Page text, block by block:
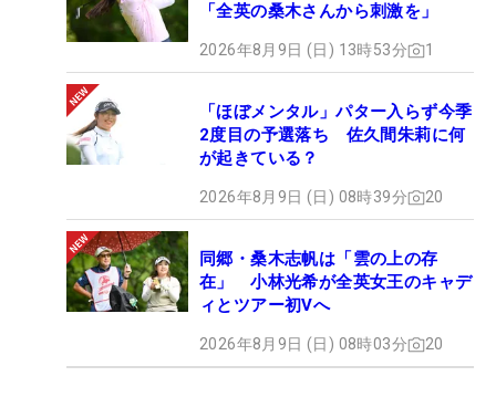
「全英の桑木さんから刺激を」
2026年8月9日 (日) 13時53分 1
「ほぼメンタル」パター入らず今季
2度目の予選落ち 佐久間朱莉に何
が起きている？
2026年8月9日 (日) 08時39分 20
同郷・桑木志帆は「雲の上の存
在」 小林光希が全英女王のキャデ
ィとツアー初Vへ
2026年8月9日 (日) 08時03分 20